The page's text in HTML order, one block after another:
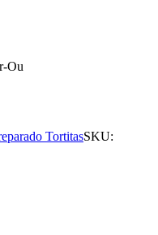
Ou
TortitasSKU: